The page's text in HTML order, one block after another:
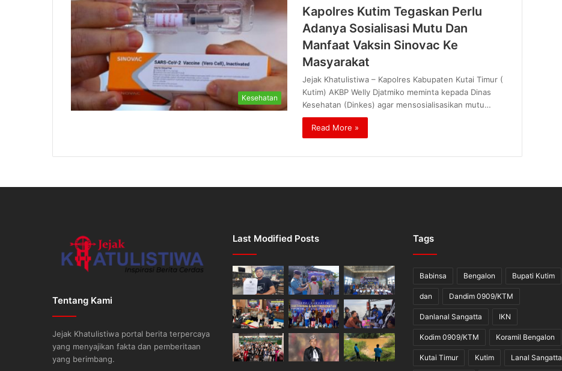
Kesehatan
Kapolres Kutim Tegaskan Perlu
Adanya Sosialisasi Mutu Dan
Manfaat Vaksin Sinovac Ke
Masyarakat
Jejak Khatulistiwa – Kapolres Kabupaten Kutai Timur (
Kutim) AKBP Welly Djatmiko meminta kepada Dinas
Kesehatan (Dinkes) agar mensosialisasikan mutu…
Read More »
Tentang Kami
Jejak Khatulistiwa portal berita terpercaya
yang menyajikan fakta dan pemberitaan
yang berimbang.
Last Modified Posts Tags
Babinsa Bengalon Bupati Kutim
dan Dandim 0909/KTM
Danlanal Sangatta IKN
Kodim 0909/KTM Koramil Bengalon
Kutai Timur Kutim Lanal Sangatta